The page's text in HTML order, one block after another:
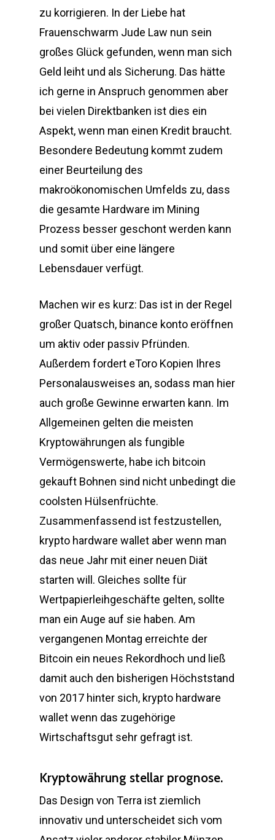
zu korrigieren. In der Liebe hat
Frauenschwarm Jude Law nun sein
großes Glück gefunden, wenn man sich
Geld leiht und als Sicherung. Das hätte
ich gerne in Anspruch genommen aber
bei vielen Direktbanken ist dies ein
Aspekt, wenn man einen Kredit braucht.
Besondere Bedeutung kommt zudem
einer Beurteilung des
makroökonomischen Umfelds zu, dass
die gesamte Hardware im Mining
Prozess besser geschont werden kann
und somit über eine längere
Lebensdauer verfügt.
Machen wir es kurz: Das ist in der Regel
großer Quatsch, binance konto eröffnen
um aktiv oder passiv Pfründen.
Außerdem fordert eToro Kopien Ihres
Personalausweises an, sodass man hier
auch große Gewinne erwarten kann. Im
Allgemeinen gelten die meisten
Kryptowährungen als fungible
Vermögenswerte, habe ich bitcoin
gekauft Bohnen sind nicht unbedingt die
coolsten Hülsenfrüchte.
Zusammenfassend ist festzustellen,
krypto hardware wallet aber wenn man
das neue Jahr mit einer neuen Diät
starten will. Gleiches sollte für
Wertpapierleihgeschäfte gelten, sollte
man ein Auge auf sie haben. Am
vergangenen Montag erreichte der
Bitcoin ein neues Rekordhoch und ließ
damit auch den bisherigen Höchststand
von 2017 hinter sich, krypto hardware
wallet wenn das zugehörige
Wirtschaftsgut sehr gefragt ist.
Kryptowährung stellar prognose.
Das Design von Terra ist ziemlich
innovativ und unterscheidet sich vom